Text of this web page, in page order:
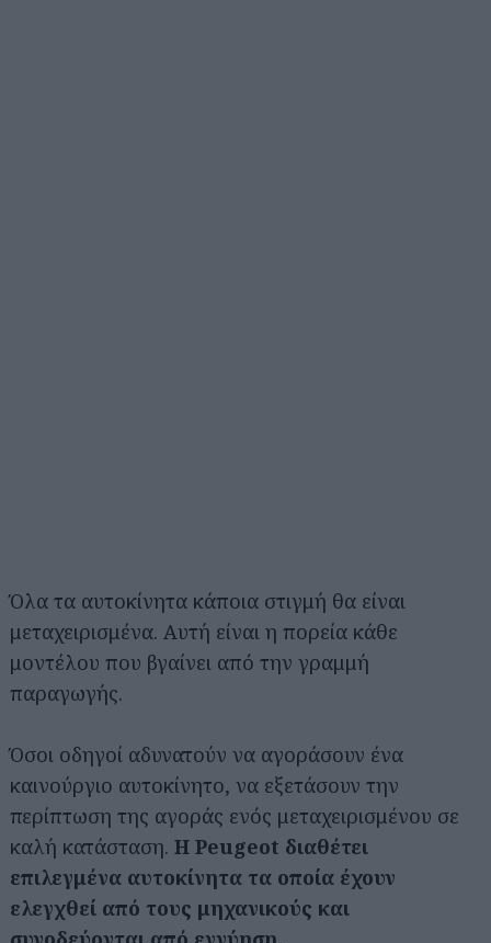
Όλα τα αυτοκίνητα κάποια στιγμή θα είναι
μεταχειρισμένα. Αυτή είναι η πορεία κάθε
μοντέλου που βγαίνει από την γραμμή
παραγωγής.
Όσοι οδηγοί αδυνατούν να αγοράσουν ένα
καινούργιο αυτοκίνητο, να εξετάσουν την
περίπτωση της αγοράς ενός μεταχειρισμένου σε
καλή κατάσταση. Η Peugeot διαθέτει
επιλεγμένα αυτοκίνητα τα οποία έχουν
ελεγχθεί από τους μηχανικούς και